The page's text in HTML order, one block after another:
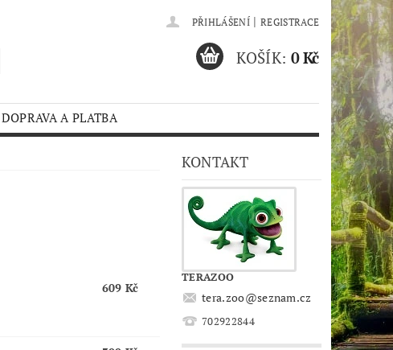
PŘIHLÁŠENÍ | REGISTRACE
KOŠÍK: 0 Kč
DOPRAVA A PLATBA
609 Kč
KONTAKT
TERAZOO
tera.zoo@seznam.cz
702922844